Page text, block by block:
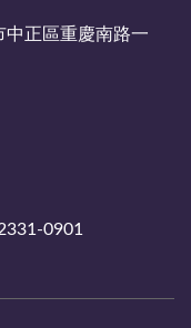
正區重慶南路一
0901